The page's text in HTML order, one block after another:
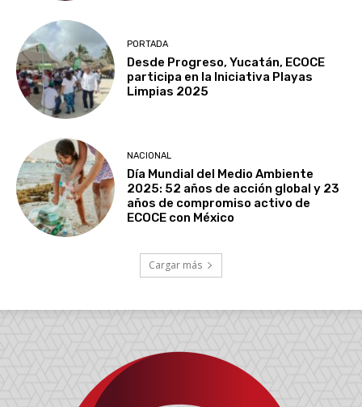
PORTADA
Desde Progreso, Yucatán, ECOCE
participa en la Iniciativa Playas
Limpias 2025
NACIONAL
Día Mundial del Medio Ambiente
2025: 52 años de acción global y 23
años de compromiso activo de
ECOCE con México
Cargar más